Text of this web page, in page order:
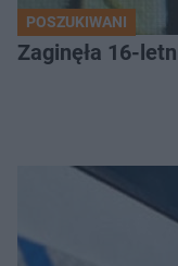
POSZUKIWANI
Zaginęła 16-